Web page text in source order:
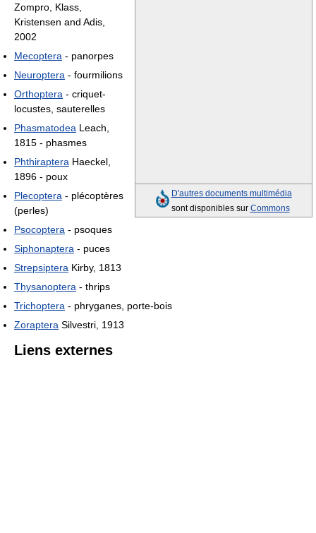
D'autres documents multimédia
sont disponibles sur Commons
Zompro, Klass,
Kristensen and Adis,
2002
Mecoptera - panorpes
Neuroptera - fourmilions
Orthoptera - criquet-
locustes, sauterelles
Phasmatodea Leach,
1815 - phasmes
Phthiraptera Haeckel,
1896 - poux
Plecoptera - plécoptères
(perles)
Psocoptera - psoques
Siphonaptera - puces
Strepsiptera Kirby, 1813
Thysanoptera - thrips
Trichoptera - phryganes, porte-bois
Zoraptera Silvestri, 1913
Liens externes